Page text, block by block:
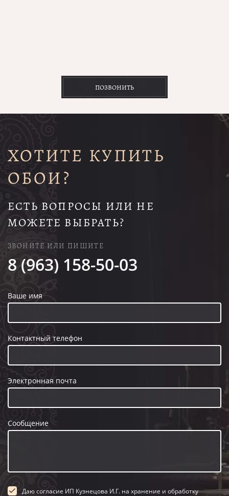
ПОЗВОНИТЬ
ХОТИТЕ КУПИТЬ
ОБОИ?
ЕСТЬ ВОПРОСЫ ИЛИ НЕ
МОЖЕТЕ ВЫБРАТЬ?
ЗВОНИТЕ ИЛИ ПИШИТЕ
8 (963) 158-50-03
Ваше имя
Контактный телефон
Электронная почта
Сообщение
Даю согласие ИП Кузнецова И.Г. на хранение и обработку